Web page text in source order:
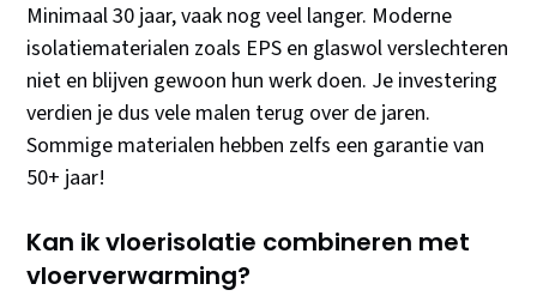
Minimaal 30 jaar, vaak nog veel langer. Moderne
isolatiematerialen zoals EPS en glaswol verslechteren
niet en blijven gewoon hun werk doen. Je investering
verdien je dus vele malen terug over de jaren.
Sommige materialen hebben zelfs een garantie van
50+ jaar!
Kan ik vloerisolatie combineren met
vloerverwarming?